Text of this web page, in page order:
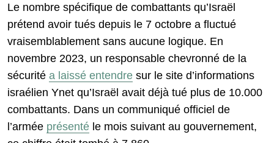
Le nombre spécifique de combattants qu’Israël
prétend avoir tués depuis le 7 octobre a fluctué
vraisemblablement sans aucune logique. En
novembre 2023, un responsable chevronné de la
sécurité a laissé entendre sur le site d’informations
israélien Ynet qu’Israël avait déjà tué plus de 10.000
combattants. Dans un communiqué officiel de
l’armée présenté le mois suivant au gouvernement,